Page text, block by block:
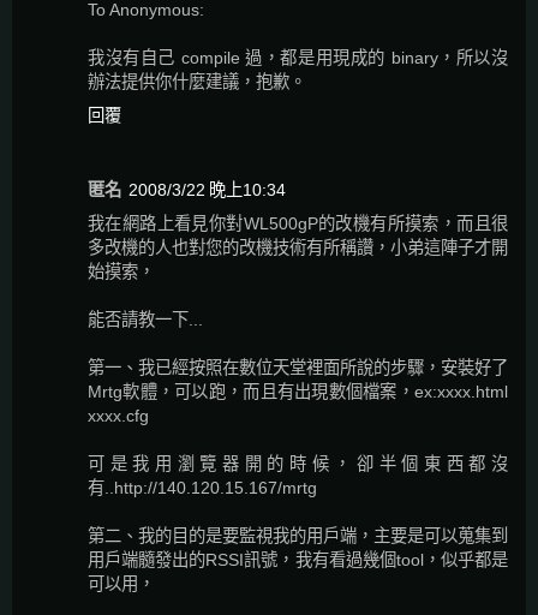
To Anonymous:
我沒有自己 compile 過，都是用現成的 binary，所以沒
辦法提供你什麼建議，抱歉。
回覆
匿名 2008/3/22 晚上10:34
我在網路上看見你對WL500gP的改機有所摸索，而且很
多改機的人也對您的改機技術有所稱讚，小弟這陣子才開
始摸索，
能否請教一下...
第一、我已經按照在數位天堂裡面所說的步驟，安裝好了
Mrtg軟體，可以跑，而且有出現數個檔案，ex:xxxx.html
xxxx.cfg
可是我用瀏覽器開的時候，卻半個東西都沒
有..http://140.120.15.167/mrtg
第二、我的目的是要監視我的用戶端，主要是可以蒐集到
用戶端髓發出的RSSI訊號，我有看過幾個tool，似乎都是
可以用，